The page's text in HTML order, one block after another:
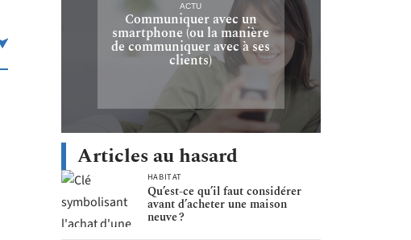
ACTU
Communiquer avec un
smartphone (ou la manière
de communiquer avec à ses
clients)
Articles au hasard
HABITAT
Qu’est-ce qu’il faut considérer
avant d’acheter une maison
neuve ?